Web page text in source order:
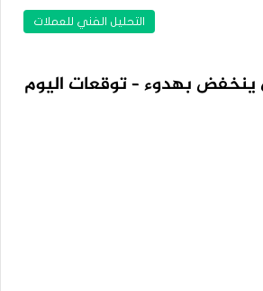
التحليل الفني للعملات
ينخفض بهدوء – توقعات اليوم